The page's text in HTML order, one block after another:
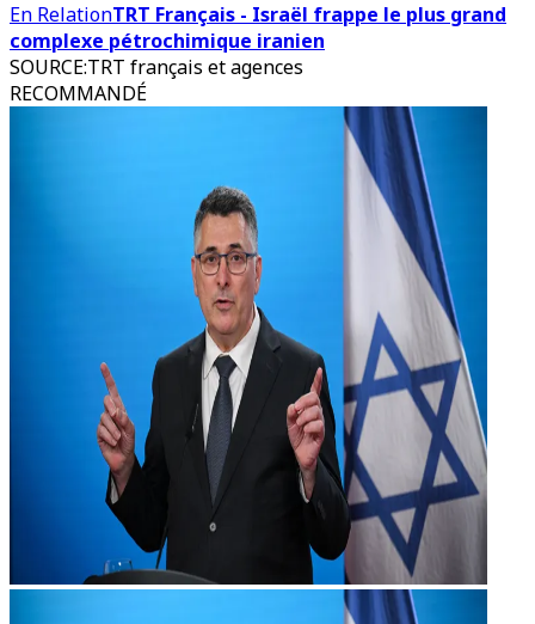
En RelationTRT Français - Israël frappe le plus grand
complexe pétrochimique iranien
SOURCE:TRT français et agences
RECOMMANDÉ